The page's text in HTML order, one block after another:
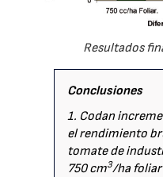
Resultados
Conclusiones
1. Codan
el rendimiento
tomate de
750 cm3/ha foliar